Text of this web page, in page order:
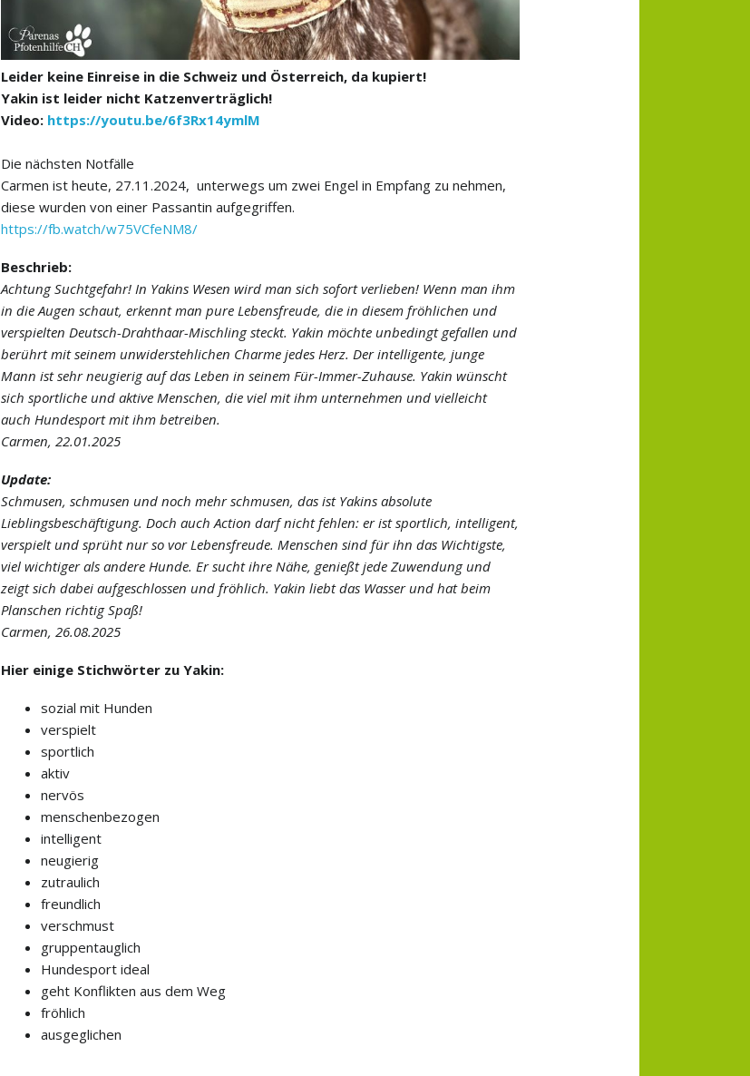
Leider keine Einreise in die Schweiz und Österreich, da kupiert!
Yakin ist leider nicht Katzenverträglich!
Video: https://youtu.be/6f3Rx14ymlM
Die nächsten Notfälle
Carmen ist heute, 27.11.2024, unterwegs um zwei Engel in Empfang zu nehmen,
diese wurden von einer Passantin aufgegriffen.
https://fb.watch/w75VCfeNM8/
Beschrieb:
Achtung Suchtgefahr! In Yakins Wesen wird man sich sofort verlieben! Wenn man ihm
in die Augen schaut, erkennt man pure Lebensfreude, die in diesem fröhlichen und
verspielten Deutsch-Drahthaar-Mischling steckt. Yakin möchte unbedingt gefallen und
berührt mit seinem unwiderstehlichen Charme jedes Herz. Der intelligente, junge
Mann ist sehr neugierig auf das Leben in seinem Für-Immer-Zuhause. Yakin wünscht
sich sportliche und aktive Menschen, die viel mit ihm unternehmen und vielleicht
auch Hundesport mit ihm betreiben.
Carmen, 22.01.2025
Update:
Schmusen, schmusen und noch mehr schmusen, das ist Yakins absolute
Lieblingsbeschäftigung. Doch auch Action darf nicht fehlen: er ist sportlich, intelligent,
verspielt und sprüht nur so vor Lebensfreude. Menschen sind für ihn das Wichtigste,
viel wichtiger als andere Hunde. Er sucht ihre Nähe, genießt jede Zuwendung und
zeigt sich dabei aufgeschlossen und fröhlich. Yakin liebt das Wasser und hat beim
Planschen richtig Spaß!
Carmen, 26.08.2025
Hier einige Stichwörter zu Yakin:
sozial mit Hunden
verspielt
sportlich
aktiv
nervös
menschenbezogen
intelligent
neugierig
zutraulich
freundlich
verschmust
gruppentauglich
Hundesport ideal
geht Konflikten aus dem Weg
fröhlich
ausgeglichen